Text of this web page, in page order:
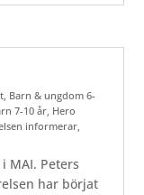
Barn & ungdom 6-
7-10 år Hero
informerar
MAI. Peters
har börjat